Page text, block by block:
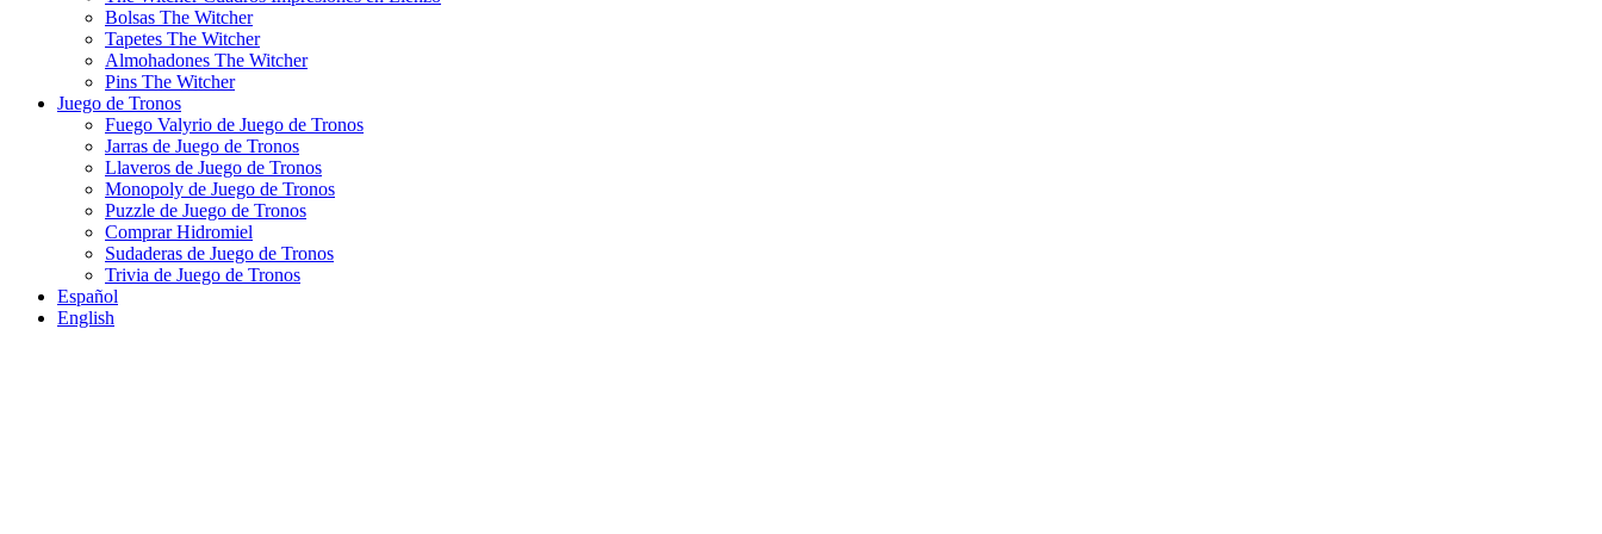
Bolsas The Witcher
Tapetes The Witcher
Almohadones The Witcher
Pins The Witcher
Juego de Tronos
Fuego Valyrio de Juego de Tronos
Jarras de Juego de Tronos
Llaveros de Juego de Tronos
Monopoly de Juego de Tronos
Puzzle de Juego de Tronos
Comprar Hidromiel
Sudaderas de Juego de Tronos
Trivia de Juego de Tronos
Español
English